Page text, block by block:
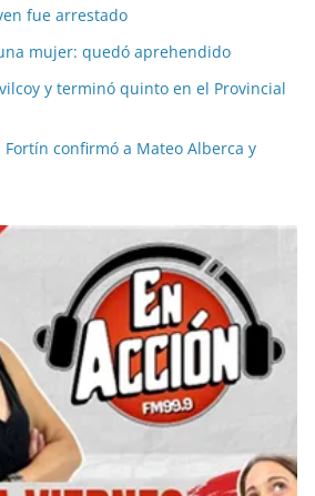
fue arrestado
mujer: quedó aprehendido
y terminó quinto en el Provincial
Fortín confirmó a Mateo Alberca y